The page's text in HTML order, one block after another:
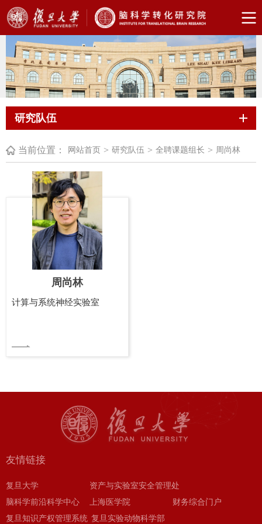
研究队伍
当前位置： 网站首页 > 研究队伍 > 全聘课题组长 > 周尚林
周尚林
计算与系统神经实验室
友情链接
复旦大学
资产与实验室安全管理处
脑科学前沿科学中心
上海医学院
财务综合门户
复旦知识产权管理系统 复旦实验动物科学部